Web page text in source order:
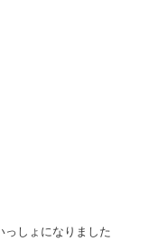
しょになりました